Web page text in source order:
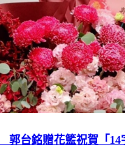
台銘贈花籃祝賀「14